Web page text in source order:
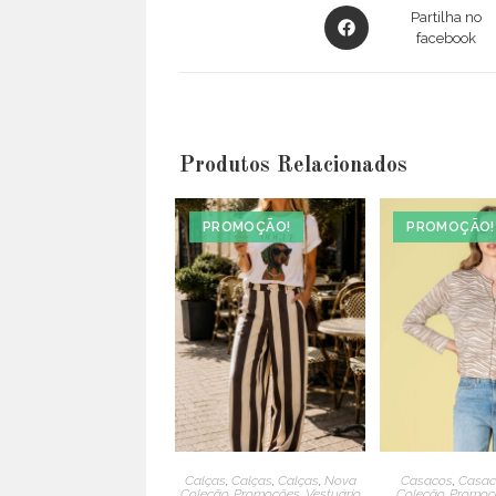
Opens
in
Partilha no
facebook
Produtos Relacionados
PROMOÇÃO!
Calças, Calças, Calças, Nova
PROMOÇÃO!
Casacos,